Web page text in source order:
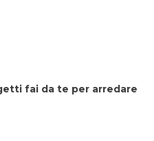
fai da te per arredare